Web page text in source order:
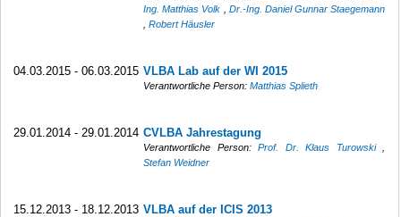
Ing. Matthias Volk
Dr.-Ing. Daniel Gunnar Staegemann
,Robert Häusler
04.03.2015 - 06.03.2015 VLBA Lab auf der WI 2015
Verantwortliche Person:Matthias Splieth
29.01.2014 - 29.01.2014 CVLBA Jahrestagung
Verantwortliche Person:Prof. Dr. Klaus Turowski
Stefan Weidner
15.12.2013 - 18.12.2013 VLBA auf der ICIS 2013